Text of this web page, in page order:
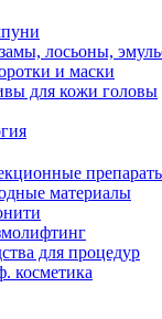
лосьоны,
и маски
для кожи головы
материалы
для процедур
косметика